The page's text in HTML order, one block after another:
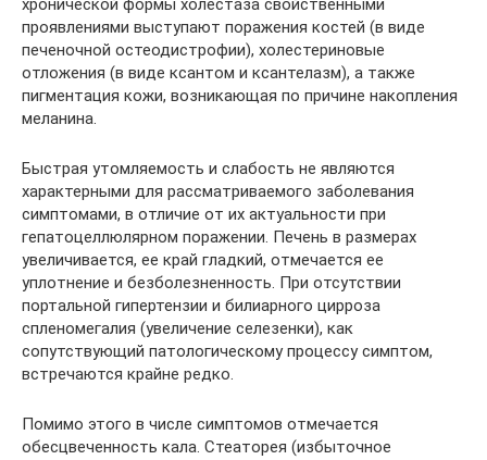
хронической формы холестаза свойственными
проявлениями выступают поражения костей (в виде
печеночной остеодистрофии), холестериновые
отложения (в виде ксантом и ксантелазм), а также
пигментация кожи, возникающая по причине накопления
меланина.
Быстрая утомляемость и слабость не являются
характерными для рассматриваемого заболевания
симптомами, в отличие от их актуальности при
гепатоцеллюлярном поражении. Печень в размерах
увеличивается, ее край гладкий, отмечается ее
уплотнение и безболезненность. При отсутствии
портальной гипертензии и билиарного цирроза
спленомегалия (увеличение селезенки), как
сопутствующий патологическому процессу симптом,
встречаются крайне редко.
Помимо этого в числе симптомов отмечается
обесцвеченность кала. Стеаторея (избыточное